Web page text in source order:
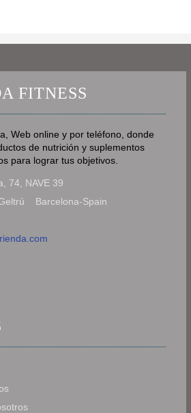
FITNESS
Web online y por teléfono, donde
de nutrición y suplementos
para lograr tus objetivos.
74, NAVE 39
Barcelona-Spain